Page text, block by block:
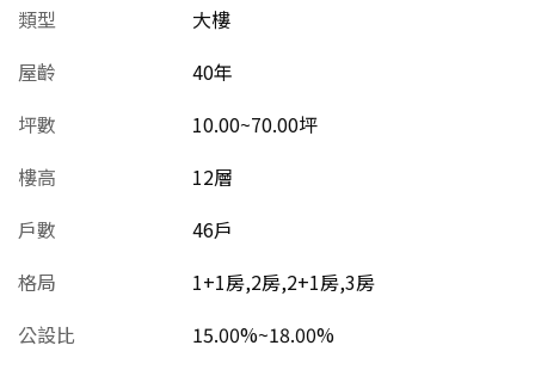
類型
大樓
屋齡
40年
坪數
10.00~70.00坪
樓高
12層
戶數
46戶
格局
1+1房,2房,2+1房,3房
公設比
15.00%~18.00%